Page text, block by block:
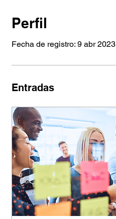
Perfil
Fecha de registro: 9 abr 2023
Entradas